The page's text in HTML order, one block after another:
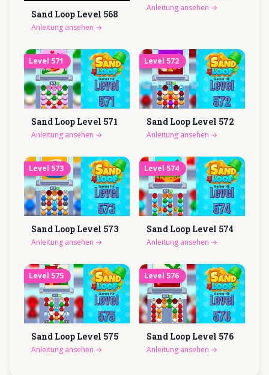
Sand Loop Level 568
Anleitung ansehen →
Anleitung ansehen →
Level 571
Sand Loop Level 571
Anleitung ansehen →
Level 572
Sand Loop Level 572
Anleitung ansehen →
Level 573
Sand Loop Level 573
Anleitung ansehen →
Level 574
Sand Loop Level 574
Anleitung ansehen →
Level 575
Sand Loop Level 575
Anleitung ansehen →
Level 576
Sand Loop Level 576
Anleitung ansehen →